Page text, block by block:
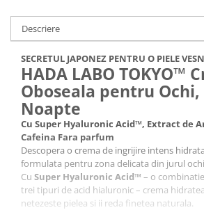
Descriere
SECRETUL JAPONEZ PENTRU O PIELE
HADA LABO TOKYO™
Oboseala pentru Ochi,
Noapte
Cu Super Hyaluronic Acid™, Extract de
Cafeina Fara parfum
Descopera o crema de ingrijire intens
formulata pentru zona delicata din jurul
Cu Super Hyaluronic Acid™ – o
trei tipuri de acid hialuronic – crema
netezeste pielea si ii reda finetea naturala.